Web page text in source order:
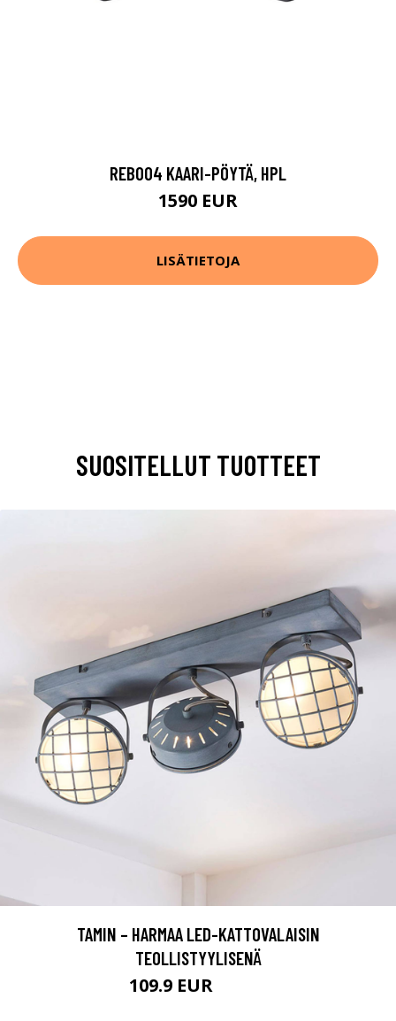
REB004 KAARI-PÖYTÄ, HPL
1590 EUR
LISÄTIETOJA
SUOSITELLUT TUOTTEET
TAMIN – HARMAA LED-KATTOVALAISIN
TEOLLISTYYLISENÄ
109.9 EUR